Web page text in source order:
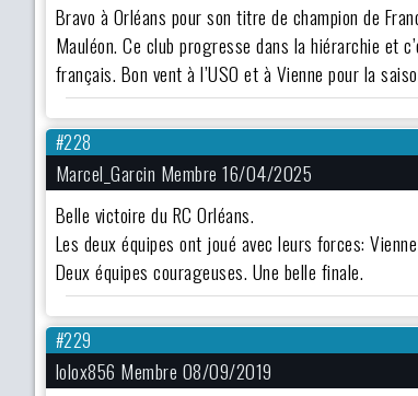
Bravo à Orléans pour son titre de champion de
Mauléon. Ce club progresse dans la hiérarchie et
français. Bon vent à l’USO et à Vienne pour la
#228
Marcel_Garcin Membre 16/04/2025
Belle victoire du RC Orléans.
Les deux équipes ont joué avec leurs forces:
Deux équipes courageuses. Une belle finale.
#229
lolox856 Membre 08/09/2019